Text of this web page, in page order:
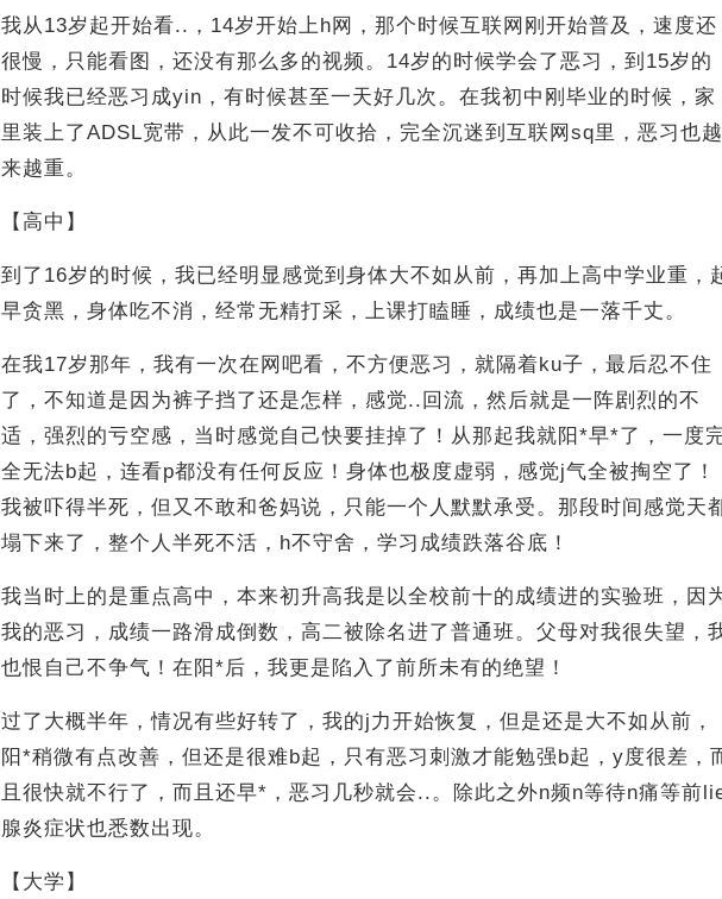
我从13岁起开始看..，14岁开始上h网，那个时候互联网刚开始普及，速度还
很慢，只能看图，还没有那么多的视频。14岁的时候学会了恶习，到15岁的
时候我已经恶习成yin，有时候甚至一天好几次。在我初中刚毕业的时候，家
里装上了ADSL宽带，从此一发不可收拾，完全沉迷到互联网sq里，恶习也越
来越重。
【高中】
到了16岁的时候，我已经明显感觉到身体大不如从前，再加上高中学业重，
早贪黑，身体吃不消，经常无精打采，上课打瞌睡，成绩也是一落千丈。
在我17岁那年，我有一次在网吧看，不方便恶习，就隔着ku子，最后忍不住
了，不知道是因为裤子挡了还是怎样，感觉..回流，然后就是一阵剧烈的不
适，强烈的亏空感，当时感觉自己快要挂掉了！从那起我就阳*早*了，一度
全无法b起，连看p都没有任何反应！身体也极度虚弱，感觉j气全被掏空了！
我被吓得半死，但又不敢和爸妈说，只能一个人默默承受。那段时间感觉天
塌下来了，整个人半死不活，h不守舍，学习成绩跌落谷底！
我当时上的是重点高中，本来初升高我是以全校前十的成绩进的实验班，因
我的恶习，成绩一路滑成倒数，高二被除名进了普通班。父母对我很失望，
也恨自己不争气！在阳*后，我更是陷入了前所未有的绝望！
过了大概半年，情况有些好转了，我的j力开始恢复，但是还是大不如从前，
阳*稍微有点改善，但还是很难b起，只有恶习刺激才能勉强b起，y度很差，
且很快就不行了，而且还早*，恶习几秒就会..。除此之外n频n等待n痛等前
腺炎症状也悉数出现。
【大学】